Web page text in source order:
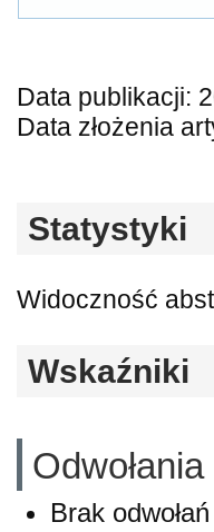
Data publikacji:
Data złożenia
Statystyki
Widoczność
Wskaźniki
Brak